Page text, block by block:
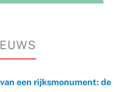
een rijksmonument: de